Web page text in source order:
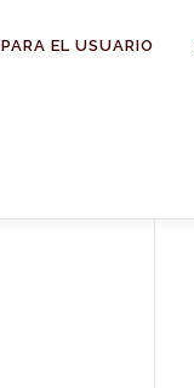
PARA EL USUARIO